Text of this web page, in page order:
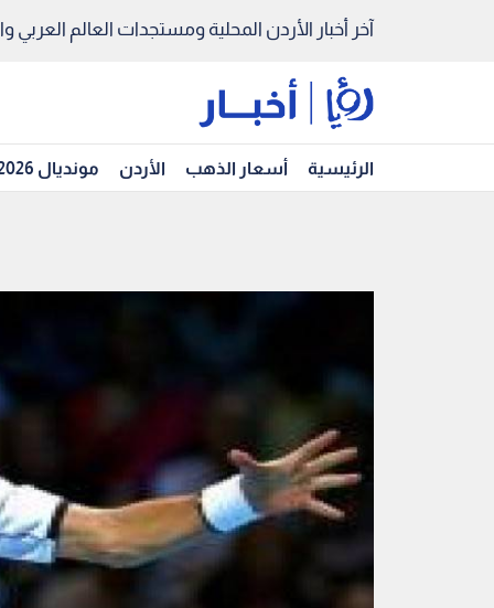
آخر أخبار الأردن المحلية ومستجدات العالم العربي
الرئيسية أسعار الذهب الأردن مونديال 2026